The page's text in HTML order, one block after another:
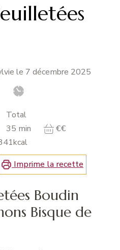
le 7 décembre 2025
Total
35 minutes
min
€€
kcal
Imprime la recette
Boudin
Bisque de